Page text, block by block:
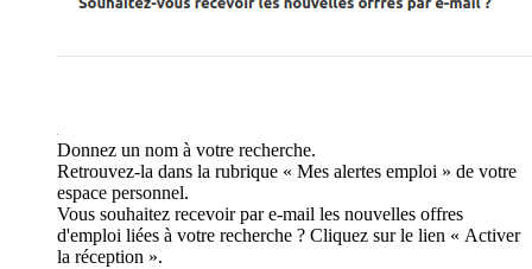
Donnez un nom à votre recherche.
Retrouvez-la dans la rubrique « Mes alertes emploi » de votre
espace personnel.
Vous souhaitez recevoir par e-mail les nouvelles offres
d'emploi liées à votre recherche ? Cliquez sur le lien « Activer
la réception ».